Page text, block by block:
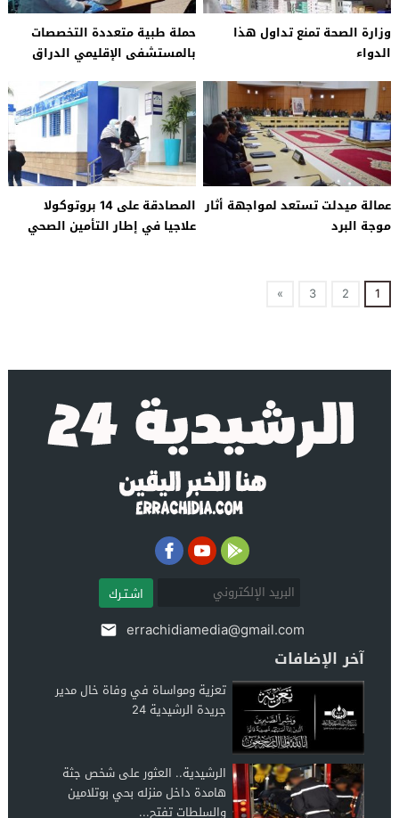
وزارة الصحة تمنع تداول هذا
الدواء
حملة طبية متعددة التخصصات
بالمستشفى الإقليمي الدراق
عمالة ميدلت تستعد لمواجهة أثار
موجة البرد
المصادقة على 14 بروتوكولا
علاجيا في إطار التأمين الصحي
1
2
3
»
اشـتـرك
errachidiamedia@gmail.com
آخر الإضافات
تعزية ومواساة في وفاة خال مدير
جريدة الرشيدية 24
الرشيدية.. العثور على شخص جثة
هامدة داخل منزله بحي بوتلامين
والسلطات تفتح...